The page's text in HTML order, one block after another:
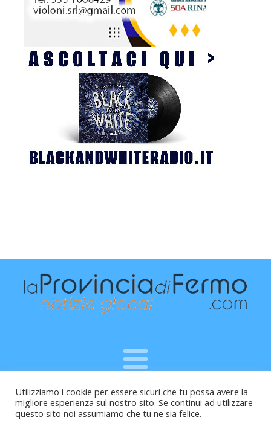
Raffaele Vitali - via Leopardi 10 - 61121 Pesaro (PU) -
Cod.Fisc VTLRFL77B02L500Y - Testata giornalistica, aut.
Utilizziamo i cookie per essere sicuri che tu possa avere la
migliore esperienza sul nostro sito. Se continui ad utilizzare
questo sito noi assumiamo che tu ne sia felice.